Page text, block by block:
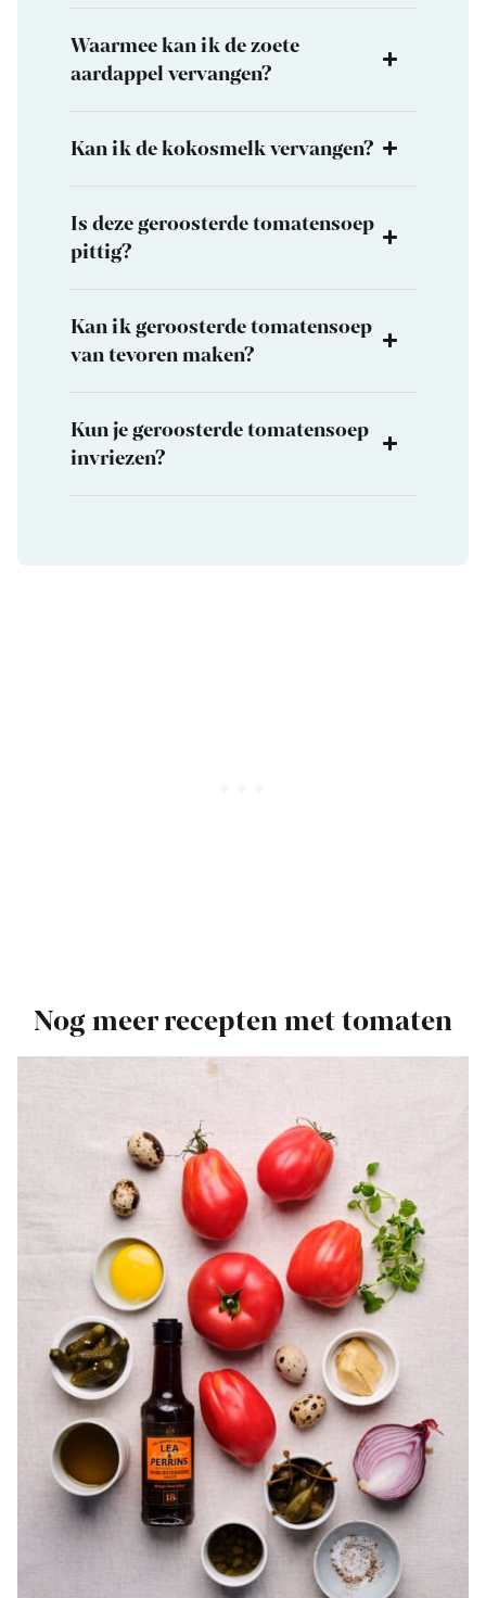
Waarmee kan ik de zoete
aardappel vervangen?
Kan ik de kokosmelk vervangen?
Is deze geroosterde tomatensoep
pittig?
Kan ik geroosterde tomatensoep
van tevoren maken?
Kun je geroosterde tomatensoep
invriezen?
Nog meer recepten met tomaten
met
tomaten